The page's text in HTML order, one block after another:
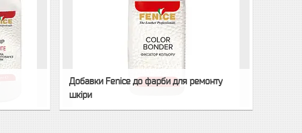
Добавки Fenice до фарби для ремонту
шкіри